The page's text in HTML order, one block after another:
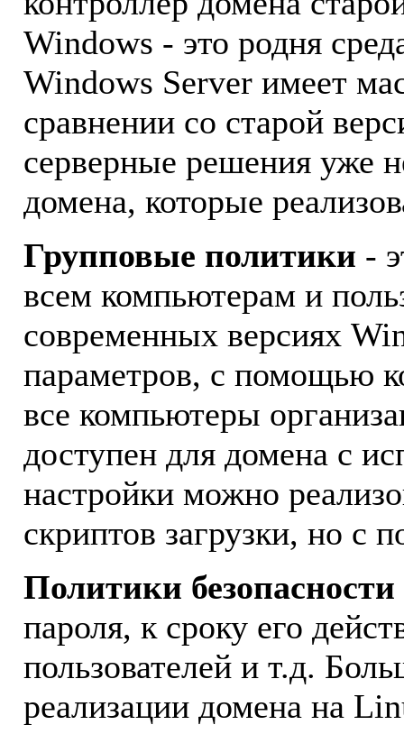
Windows - это родня
Windows Server имеет
сравнении со старой
серверные решения уже
домена, которые
Групповые политики -
всем компьютерам и
современных версиях
параметров, с помощью
все компьютеры
доступен для домена с
настройки можно
скриптов загрузки, но с
Политики
пароля, к сроку его
пользователей и т.д.
реализации домена на